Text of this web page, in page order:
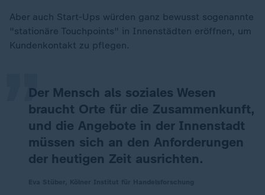
Aber auch Start-Ups würden ganz bewusst sogenannte
"stationäre Touchpoints" in Innenstädten eröffnen, um
Kundenkontakt zu pflegen.
Der Mensch als soziales Wesen
braucht Orte für die Zusammenkunft,
und die Angebote in der Innenstadt
müssen sich an den Anforderungen
der heutigen Zeit ausrichten.
„